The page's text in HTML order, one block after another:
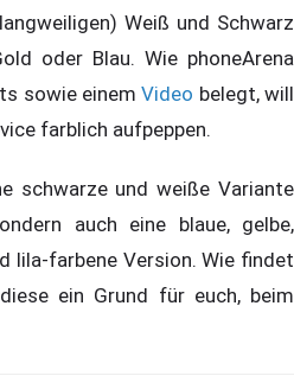
Weiß und Schwarz
oder Blau. Wie phoneArena
sowie einemVideo belegt, will
farblich aufpeppen.
schwarze und weiße Variante
auch eine blaue, gelbe,
lila-farbene Version. Wie findet
ein Grund für euch, beim